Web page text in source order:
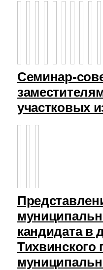
Семинар-
участковых
кандидата в
Тихвинского